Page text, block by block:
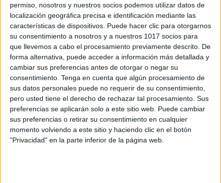
permiso, nosotros y nuestros socios podemos utilizar datos de
localización geográfica precisa e identificación mediante las
características de dispositivos. Puede hacer clic para otorgarnos
su consentimiento a nosotros y a nuestros 1017 socios para
que llevemos a cabo el procesamiento previamente descrito. De
forma alternativa, puede acceder a información más detallada y
cambiar sus preferencias antes de otorgar o negar su
consentimiento. Tenga en cuenta que algún procesamiento de
sus datos personales puede no requerir de su consentimiento,
pero usted tiene el derecho de rechazar tal procesamiento. Sus
preferencias se aplicarán solo a este sitio web. Puede cambiar
sus preferencias o retirar su consentimiento en cualquier
momento volviendo a este sitio y haciendo clic en el botón
"Privacidad" en la parte inferior de la página web.
ÚNETE A NUESTRO GRUPO EXCLUSIVO DE
WHATSAPP